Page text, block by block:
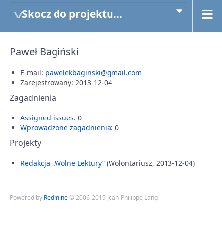
Skocz do projektu...
Paweł Bagiński
E-mail: pawelekbaginski@gmail.com
Zarejestrowany: 2013-12-04
Zagadnienia
Assigned issues: 0
Wprowadzone zagadnienia: 0
Projekty
Redakcja „Wolne Lektury” (Wolontariusz, 2013-12-04)
Powered by Redmine© 2006-2019 Jean-Philippe Lang